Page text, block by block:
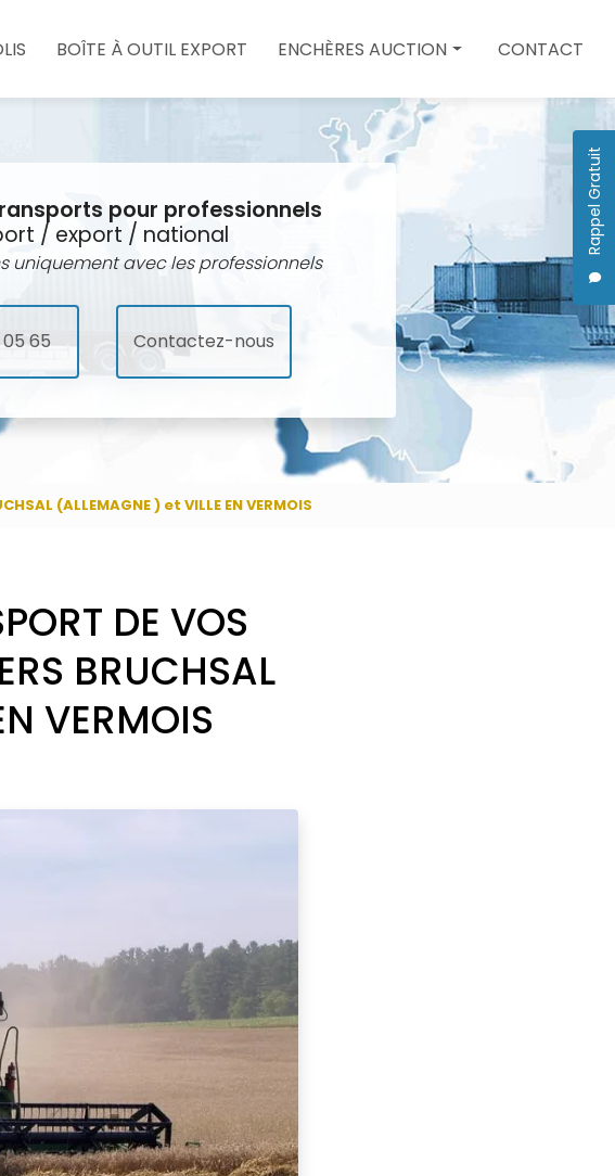
Rappel Gratuit
BOÎTE À OUTIL EXPORT ENCHÈRES AUCTION
Enchères auction
CONTACT
pour professionnels
/ export / national
uniquement avec les professionnels
05 65 Contactez-nous
(ALLEMAGNE ) et VILLE EN VERMOIS
DE VOS
BRUCHSAL
VERMOIS